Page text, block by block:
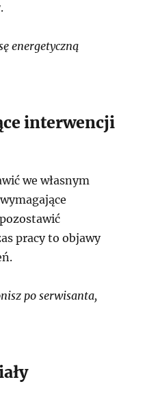
energetyczną
interwencji
we własnym
pracy to objawy
po serwisanta,